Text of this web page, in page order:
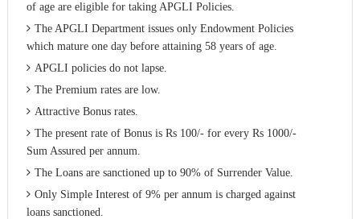
of age are eligible for taking APGLI Policies.
The APGLI Department issues only Endowment Policies
which mature one day before attaining 58 years of age.
APGLI policies do not lapse.
The Premium rates are low.
Attractive Bonus rates.
The present rate of Bonus is Rs 100/- for every Rs 1000/-
Sum Assured per annum.
The Loans are sanctioned up to 90% of Surrender Value.
Only Simple Interest of 9% per annum is charged against
loans sanctioned.